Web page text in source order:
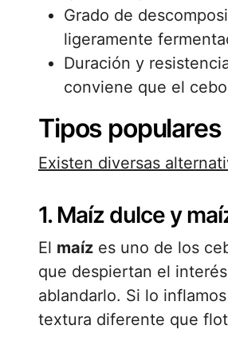
Grado de
ligeramente
Duración y
conviene que el
Tipos
Existen diversas
1. Maíz dulce y
El maíz es uno de los
que despiertan el
ablandarlo. Si lo
textura diferente que